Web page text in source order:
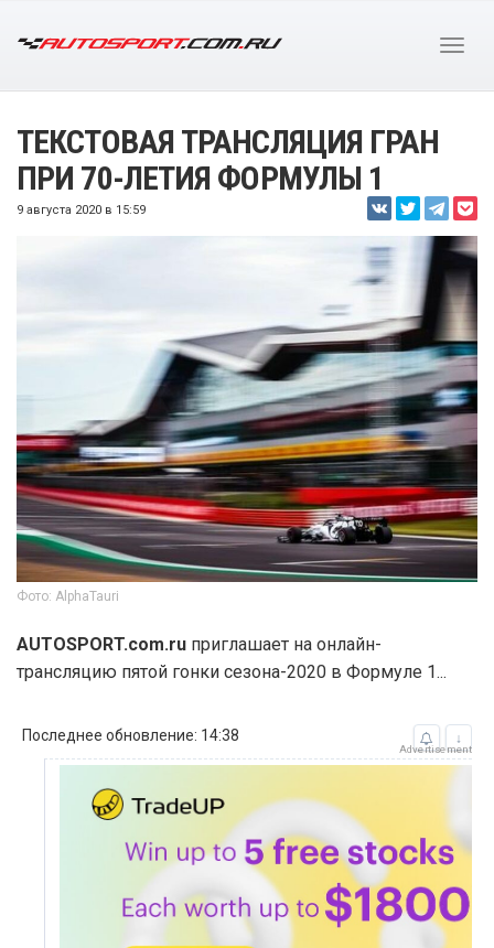
ТЕКСТОВАЯ ТРАНСЛЯЦИЯ ГРАН
ПРИ 70-ЛЕТИЯ ФОРМУЛЫ 1
9 августа 2020 в 15:59
Фото: AlphaTauri
AUTOSPORT.com.ru приглашает на онлайн-
трансляцию пятой гонки сезона-2020 в Формуле 1...
Последнее обновление: 14:38 ↓
Advertisement